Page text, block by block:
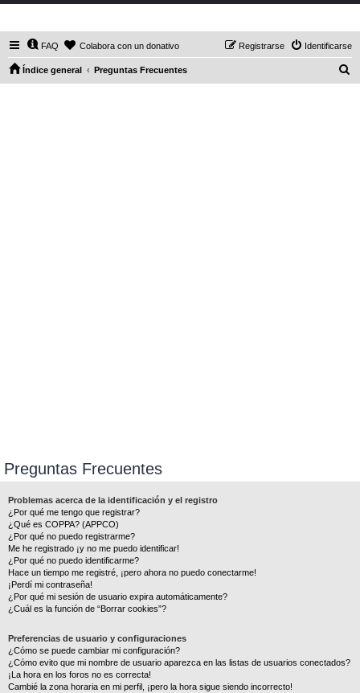
FAQ Colabora con un donativo Identificarse
Registrarse
Índice general Preguntas Frecuentes
Preguntas Frecuentes
Problemas acerca de la identificación y el registro
¿Por qué me tengo que registrar?
¿Qué es COPPA? (APPCO)
¿Por qué no puedo registrarme?
Me he registrado ¡y no me puedo identificar!
¿Por qué no puedo identificarme?
Hace un tiempo me registré, ¡pero ahora no puedo conectarme!
¡Perdí mi contraseña!
¿Por qué mi sesión de usuario expira automáticamente?
¿Cuál es la función de “Borrar cookies”?
Preferencias de usuario y configuraciones
¿Cómo se puede cambiar mi configuración?
¿Cómo evito que mi nombre de usuario aparezca en las listas de usuarios conectados?
¡La hora en los foros no es correcta!
Cambié la zona horaria en mi perfil, ¡pero la hora sigue siendo incorrecto!